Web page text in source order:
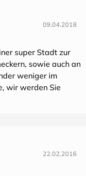
09.04.2018
super Stadt zur
sowie auch an
weniger im
wir werden Sie
22.02.2016